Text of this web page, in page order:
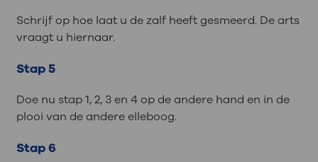
Schrijf op hoe laat u de zalf heeft gesmeerd. De arts
vraagt u hiernaar.
Stap 5
Doe nu stap 1, 2, 3 en 4 op de andere hand en in de
plooi van de andere elleboog.
Stap 6